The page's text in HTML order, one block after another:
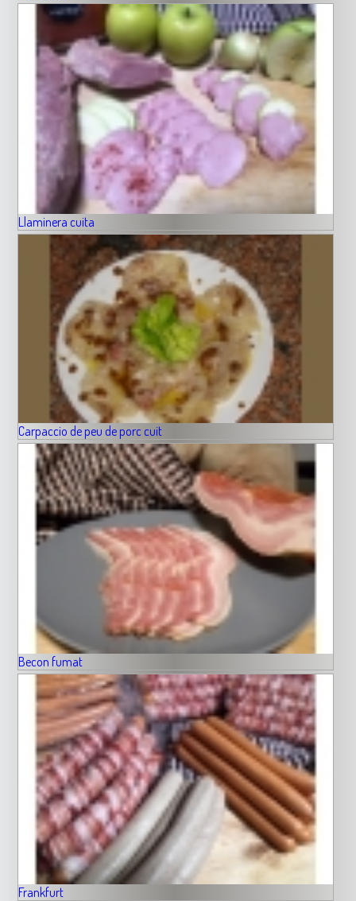
Llaminera cuita
Carpaccio de peu de porc cuit
Becon fumat
Frankfurt